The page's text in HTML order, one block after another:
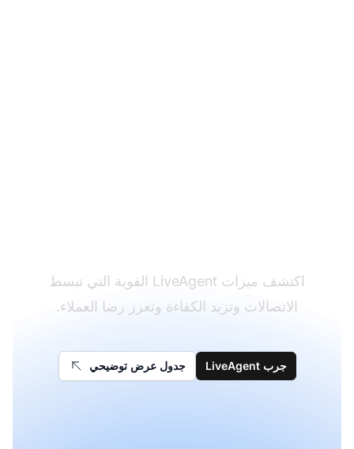
اكتشف ميزات LiveAgent القوية التي تبسط
الاتصالات وتزيد الكفاءة وتعزز رضا العملاء.
جرب LiveAgent جدول عرض توضيحي